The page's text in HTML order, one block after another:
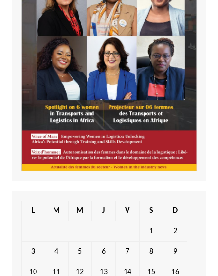
L M M J V S D
1 2
3 4 5 6 7 8 9
10 11 12 13 14 15 16